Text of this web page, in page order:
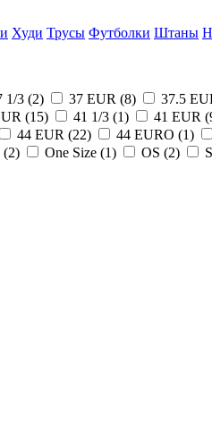
Худи Трусы Футболки Штаны
1/3 (2) 37 EUR (8) 37.5
(15) 41 1/3 (1) 41 EUR (
44 EUR (22) 44 EURO (1)
(2) One Size (1) OS (2)